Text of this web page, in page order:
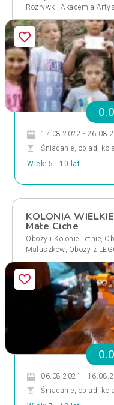
Rozrywki, Akademia
17.08.2022 -
Śniadanie, obiad,
Wiek: 5 - 10 lat
KOLONIA
Małe Ciche
Obozy i Kolonie Letnie,
Maluszków, Obozy z
06.08.2021 -
Śniadanie, obiad,